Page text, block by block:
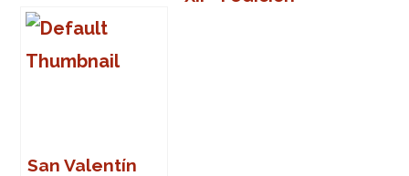
San Valentín